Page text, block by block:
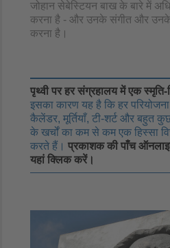
जोहान सेबेस्टियन बाख के बारे में
करना है - और उनके संगीत और उनके
करना है।
पृथ्वी पर हर संग्रहालय में एक स्मृति-
इसका कारण यह है कि हर
कैलेंडर, मूर्तियाँ, टी-शर्ट और बहुत
के खर्चों का कम से कम एक हिस्सा
करते हैं। प्रकाशक की पाँच
यहां क्लिक करें।